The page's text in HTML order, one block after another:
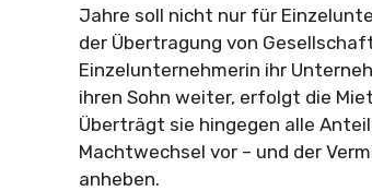
Jahre soll nicht nur für
der Übertragung von
Einzelunternehmerin ihr
ihren Sohn weiter, erfolgt die
Überträgt sie hingegen alle
Machtwechsel vor – und der
anheben.